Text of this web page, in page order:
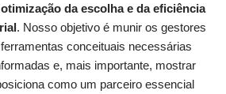
otimização da escolha e da eficiência
. Nosso objetivo é munir os gestores
conceituais necessárias
e, mais importante, mostrar
como um parceiro essencial